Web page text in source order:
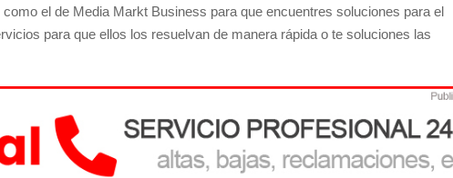
el de Media Markt Business para que encuentres soluciones para el
para que ellos los resuelvan de manera rápida o te soluciones las